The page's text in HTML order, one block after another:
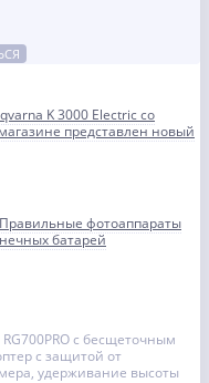
K 3000 Electric со
представлен новый
Правильные фотоаппараты
батарей
с бесщеточным
с защитой от
удерживание высоты